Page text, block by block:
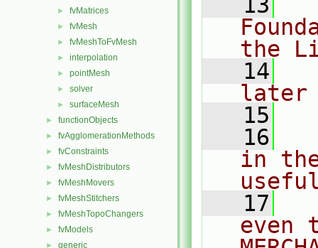
► fvMatrices
► fvMesh
► fvMeshToFvMesh
► interpolation
► pointMesh
► solver
► surfaceMesh
► functionObjects
► fvAgglomerationMethods
► fvConstraints
► fvMeshDistributors
► fvMeshMovers
► fvMeshStitchers
► fvMeshTopoChangers
► fvModels
► generic
the
   14
later
   15
   16
in
   17
even